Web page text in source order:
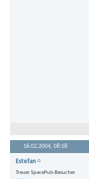
16.02.2004, 08:18
Estefan
Treuer SpacePub-Besucher